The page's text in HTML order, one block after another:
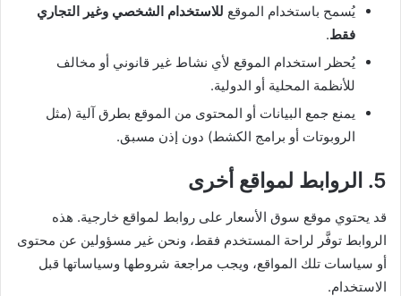
يُسمح باستخدام الموقع للاستخدام الشخصي وغير التجاري
فقط.
يُحظر استخدام الموقع لأي نشاط غير قانوني أو مخالف
للأنظمة المحلية أو الدولية.
يمنع جمع البيانات أو المحتوى من الموقع بطرق آلية (مثل
الروبوتات أو برامج الكشط) دون إذن مسبق.
5. الروابط لمواقع أخرى
قد يحتوي موقع سوق الأسعار على روابط لمواقع خارجية. هذه
الروابط توفَّر لراحة المستخدم فقط، ونحن غير مسؤولين عن محتوى
أو سياسات تلك المواقع، ويجب مراجعة شروطها وسياساتها قبل
الاستخدام.